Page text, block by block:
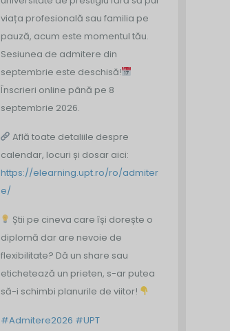
viața profesională sau familia pe
pauză, acum este momentul tău.
Sesiunea de admitere din
septembrie este deschisă!
Înscrieri online până pe 8
septembrie 2026.
Află toate detaliile despre
calendar, locuri și dosar aici:
https://elearning.upt.ro/ro/admiter
e/
Știi pe cineva care își dorește o
diplomă dar are nevoie de
flexibilitate? Dă un share sau
etichetează un prieten, s-ar putea
să-i schimbi planurile de viitor!
#Admitere2026 #UPT